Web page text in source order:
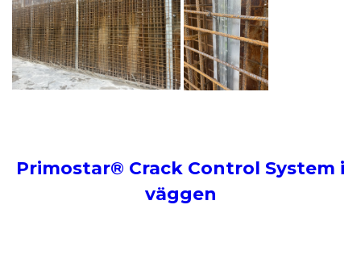
Primostar® Crack Control System i
väggen